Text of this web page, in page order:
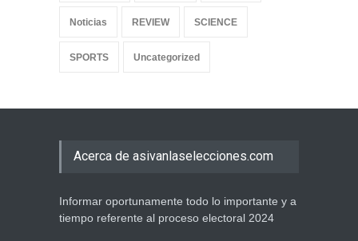
Noticias REVIEW SCIENCE
SPORTS Uncategorized
Acerca de asivanlaselecciones.com
Informar oportunamente todo lo importante y a
tiempo referente al proceso electoral 2024